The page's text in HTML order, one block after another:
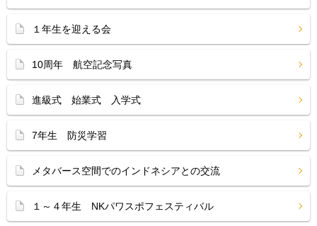
１年生を迎える会
10周年 航空記念写真
進級式 始業式 入学式
7年生 防災学習
メタバース空間でのインドネシアとの交流
１～４年生 NKパワスポフェスティバル